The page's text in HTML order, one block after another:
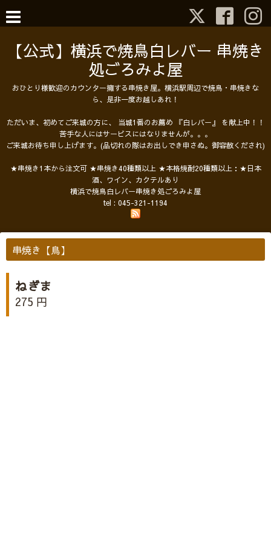
【公式】横浜で焼鳥白レバー 串焼き
処ごろみよ屋
おひとり様歓迎のカウンター擁する串焼き屋。横浜駅周辺で焼鳥・串焼きな
ら、是非一度お越しあれ！
ただいま、初めてご来城の方に、 当城1番のお薦め 『白レバー』 を献上中！！
苦手な人にはサービスにはなりませんが。。。
ご来城お待ち申し上げます。(品切れの際はお出しでき申さぬ。御容赦くだされ)
★串焼き1本から注文可 ★串焼き40種類以上 ★本格焼酎20種類以上：★日本
酒、ワイン、カクテルあり
横浜で焼鳥白レバー串焼き処ごろみよ屋
tel : 045-321-1194
串焼き【鳥】
ねぎま
275 円